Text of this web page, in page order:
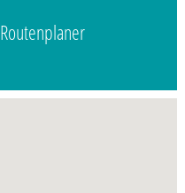
Routenplaner